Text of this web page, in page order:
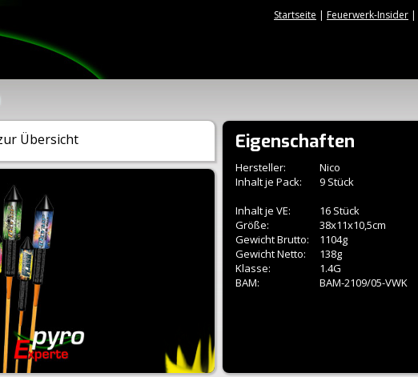
Startseite | Feuerwerk-Insider |
Übersicht Eigenschaften
Hersteller:
Nico
Inhalt je Pack:
9 Stück
Inhalt je VE:
16 Stück
Größe:
38x11x10,5cm
Gewicht Brutto:
1104g
Gewicht Netto:
138g
Klasse:
1.4G
BAM:
BAM-2109/05-VWK